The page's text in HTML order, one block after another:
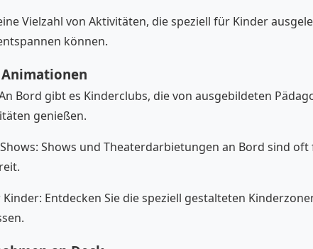
Vielzahl von Aktivitäten, die speziell für Kinder
können.
Bord gibt es Kinderclubs, die von ausgebildeten
genießen.
Shows und Theaterdarbietungen an Bord sind
Entdecken Sie die speziell gestalteten